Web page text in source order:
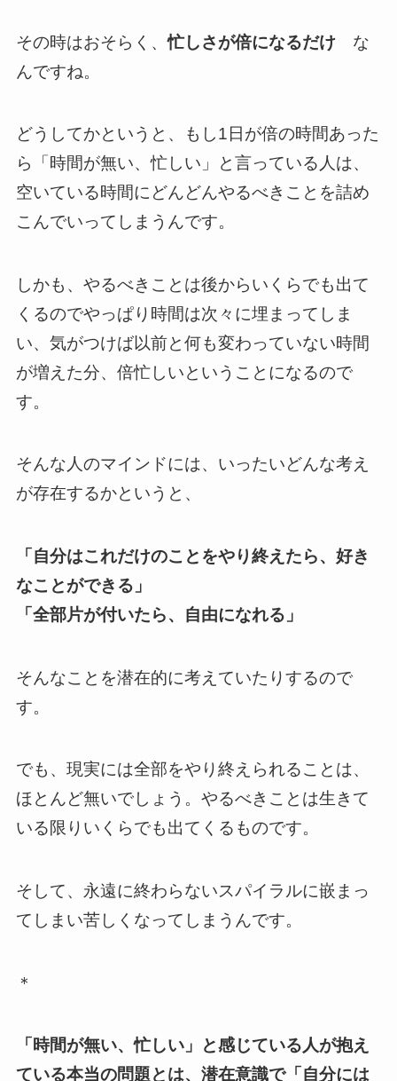
その時はおそらく、忙しさが倍になるだけな
んですね。
どうしてかというと、もし1日が倍の時間あった
ら「時間が無い、忙しい」と言っている人は、
空いている時間にどんどんやるべきことを詰め
こんでいってしまうんです。
しかも、やるべきことは後からいくらでも出て
くるのでやっぱり時間は次々に埋まってしま
い、気がつけば以前と何も変わっていない時間
が増えた分、倍忙しいということになるので
す。
そんな人のマインドには、いったいどんな考え
が存在するかというと、
「自分はこれだけのことをやり終えたら、好き
なことができる」
「全部片が付いたら、自由になれる」
そんなことを潜在的に考えていたりするので
す。
でも、現実には全部をやり終えられることは、
ほとんど無いでしょう。やるべきことは生きて
いる限りいくらでも出てくるものです。
そして、永遠に終わらないスパイラルに嵌まっ
てしまい苦しくなってしまうんです。
＊
「時間が無い、忙しい」と感じている人が抱え
ている本当の問題とは、潜在意識で「自分には